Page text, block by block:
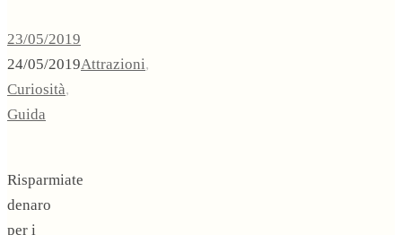
23/05/2019
24/05/2019Attrazioni,
Curiosità,
Guida
Risparmiate
denaro
per i